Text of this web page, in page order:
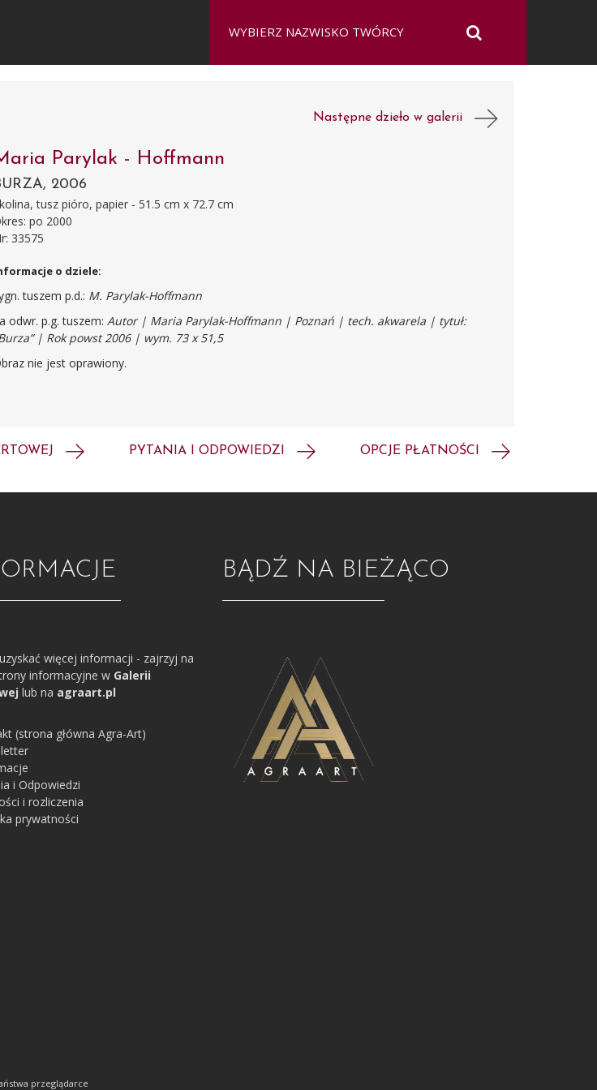
Następne dzieło w galerii
Parylak - Hoffmann
2006
tusz pióro, papier - 51.5 cm x 72.7 cm
po 2000
33575
o dziele:
tuszem p.d.: M. Parylak-Hoffmann
odwr. p.g. tuszem:Autor | Maria Parylak-Hoffmann | Poznań | tech. akwarela | tytuł:
| Rok powst 2006 | wym. 73 x 51,5
nie jest oprawiony.
PYTANIA I ODPOWIEDZI OPCJE PŁATNOŚCI
BĄDŹ NA BIEŻĄCO
więcej informacji - zajrzyj na
informacyjne w Galerii
lub na agraart.pl
(strona główna Agra-Art)
i Odpowiedzi
i rozliczenia
prywatności
przeglądarce